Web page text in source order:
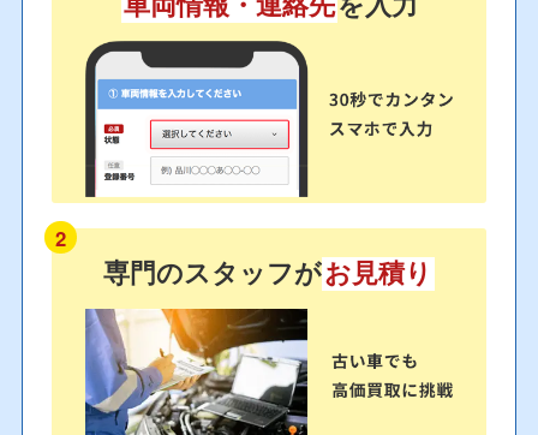
車両情報・連絡先を入力
2
専門のスタッフがお見積り